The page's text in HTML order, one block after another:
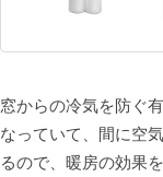
窓からの冷気を防ぐ
なっていて、間に空
るので、暖房の効果